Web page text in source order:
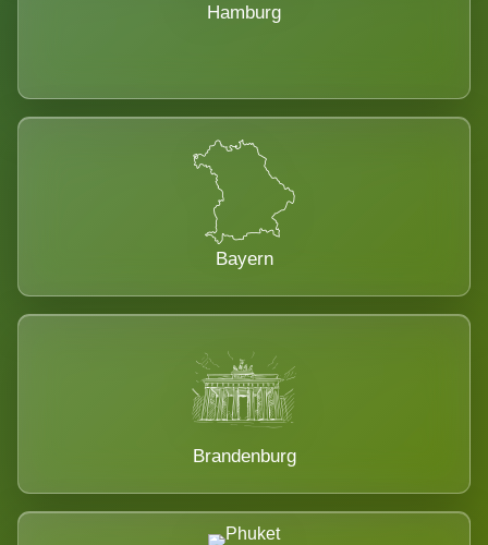
Hamburg
Bayern
Brandenburg